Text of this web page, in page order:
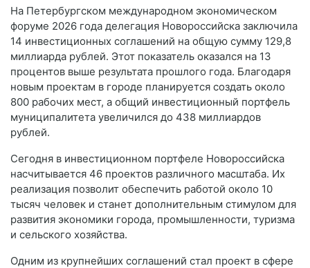
На Петербургском международном экономическом
форуме 2026 года делегация Новороссийска заключила
14 инвестиционных соглашений на общую сумму 129,8
миллиарда рублей. Этот показатель оказался на 13
процентов выше результата прошлого года. Благодаря
новым проектам в городе планируется создать около
800 рабочих мест, а общий инвестиционный портфель
муниципалитета увеличился до 438 миллиардов
рублей.
Сегодня в инвестиционном портфеле Новороссийска
насчитывается 46 проектов различного масштаба. Их
реализация позволит обеспечить работой около 10
тысяч человек и станет дополнительным стимулом для
развития экономики города, промышленности, туризма
и сельского хозяйства.
Одним из крупнейших соглашений стал проект в сфере